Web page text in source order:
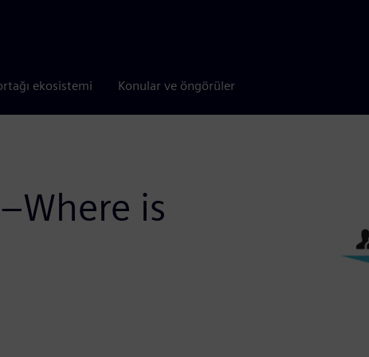
ekosistemi Konular ve öngörüler
is